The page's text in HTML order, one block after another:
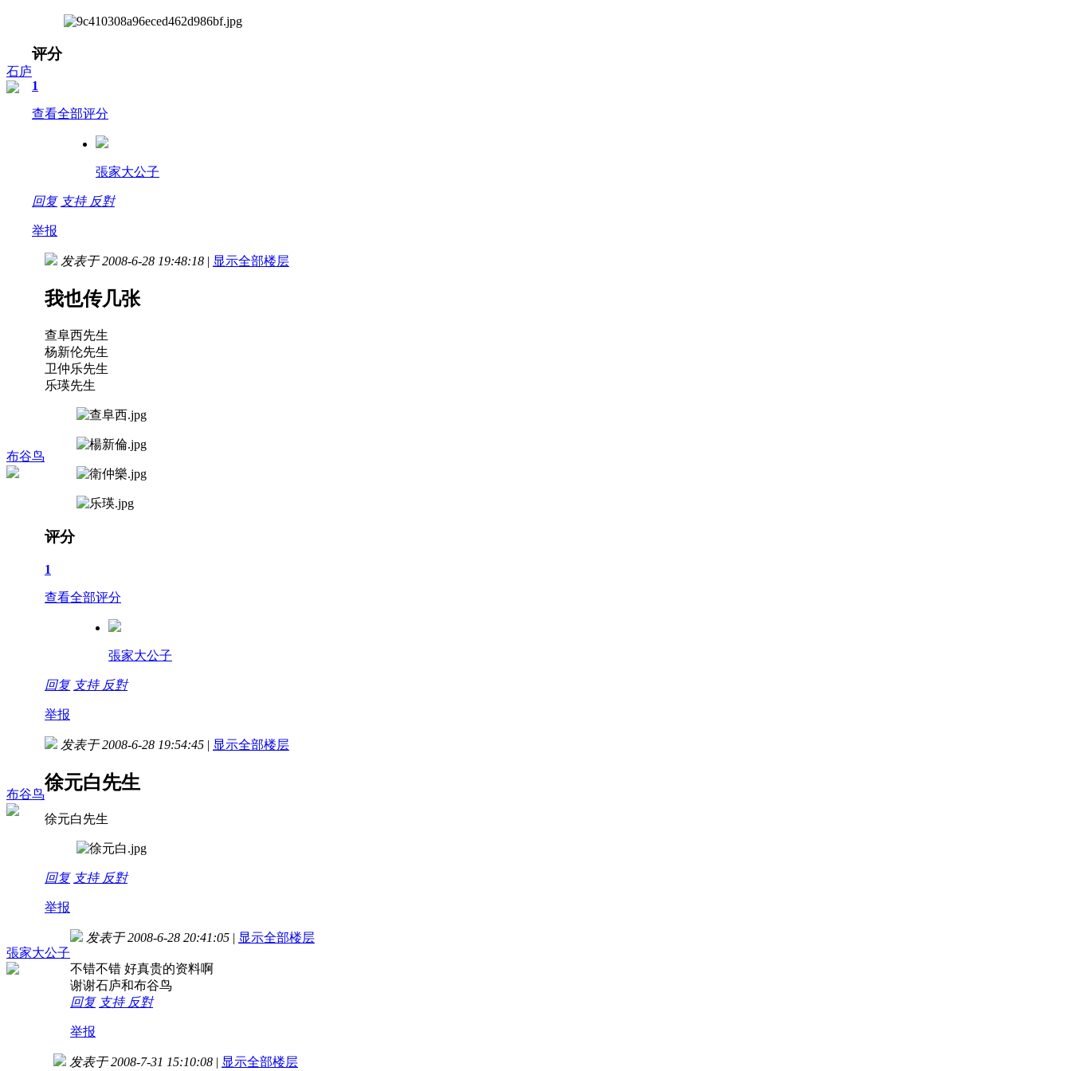
石庐
评分
1
查看全部评分
張家大公子
回复 支持 反對
举报
布谷鸟
发表于 2008-6-28 19:48:18 | 显示全部楼层
我也传几张
查阜西先生
杨新伦先生
卫仲乐先生
乐瑛先生
评分
1
查看全部评分
張家大公子
回复 支持 反對
举报
布谷鸟
发表于 2008-6-28 19:54:45 | 显示全部楼层
徐元白先生
徐元白先生
回复 支持 反對
举报
張家大公子
发表于 2008-6-28 20:41:05 | 显示全部楼层
不错不错 好真贵的资料啊
谢谢石庐和布谷鸟
回复 支持 反對
举报
发表于 2008-7-31 15:10:08 | 显示全部楼层